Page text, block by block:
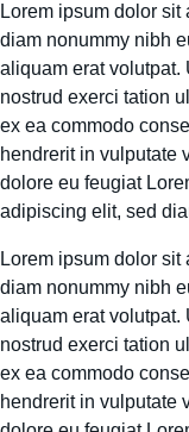
Lorem ipsum dolor
diam nonummy nibh
aliquam erat volutpat.
nostrud exerci tation
ex ea commodo
hendrerit in vulputate
dolore eu feugiat
adipiscing elit, sed
Lorem ipsum dolor
diam nonummy nibh
aliquam erat volutpat.
nostrud exerci tation
ex ea commodo
hendrerit in vulputate